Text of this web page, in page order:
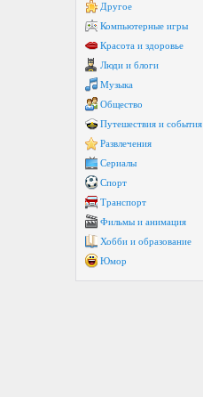
Другое
Компьютерные игры
Красота и здоровье
Люди и блоги
Музыка
Общество
Путешествия и события
Развлечения
Сериалы
Спорт
Транспорт
Фильмы и анимация
Хобби и образование
Юмор